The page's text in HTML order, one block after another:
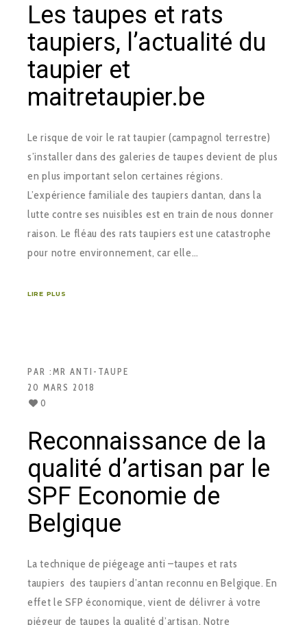
Les taupes et rats
taupiers, l’actualité du
taupier et
maitretaupier.be
Le risque de voir le rat taupier (campagnol terrestre)
s’installer dans des galeries de taupes devient de plus
en plus important selon certaines régions.
L’expérience familiale des taupiers dantan, dans la
lutte contre ses nuisibles est en train de nous donner
raison. Le fléau des rats taupiers est une catastrophe
pour notre environnement, car elle…
LIRE PLUS
PAR :MR ANTI-TAUPE
20 MARS 2018
0
Reconnaissance de la
qualité d’artisan par le
SPF Economie de
Belgique
La technique de piégeage anti –taupes et rats
taupiers des taupiers d’antan reconnu en Belgique. En
effet le SFP économique, vient de délivrer à votre
piégeur de taupes la qualité d’artisan. Notre